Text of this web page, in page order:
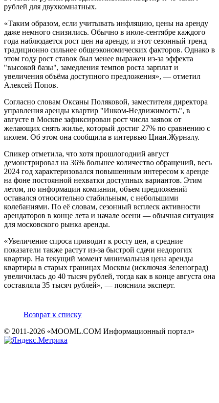
рублей для двухкомнатных.
«Таким образом, если учитывать инфляцию, цены на аренду
даже немного снизились. Обычно в июле-сентябре каждого
года наблюдается рост цен на аренду, и этот сезонный тренд
традиционно сильнее общеэкономических факторов. Однако в
этом году рост ставок был менее выражен из-за эффекта
"высокой базы", замедления темпов роста зарплат и
увеличения объёма доступного предложения», — отметил
Алексей Попов.
Согласно словам Оксаны Поляковой, заместителя директора
управления аренды квартир "Инком-Недвижимость", в
августе в Москве зафиксирован рост числа заявок от
желающих снять жилье, который достиг 27% по сравнению с
июлем. Об этом она сообщила в интервью Циан.Журналу.
Спикер отметила, что хотя прошлогодний август
демонстрировал на 36% большее количество обращений, весь
2024 год характеризовался повышенным интересом к аренде
на фоне постоянной нехватки доступных вариантов. Этим
летом, по информации компании, объем предложений
оставался относительно стабильным, с небольшими
колебаниями. По её словам, сезонный всплеск активности
арендаторов в конце лета и начале осени — обычная ситуация
для московского рынка аренды.
«Увеличение спроса приводит к росту цен, а средние
показатели также растут из-за быстрой сдачи недорогих
квартир. На текущий момент минимальная цена аренды
квартиры в старых границах Москвы (исключая Зеленоград)
увеличилась до 40 тысяч рублей, тогда как в конце августа она
составляла 35 тысяч рублей», — пояснила эксперт.
Возврат к списку
© 2011-2026 «MOOML.COM Информационный портал»